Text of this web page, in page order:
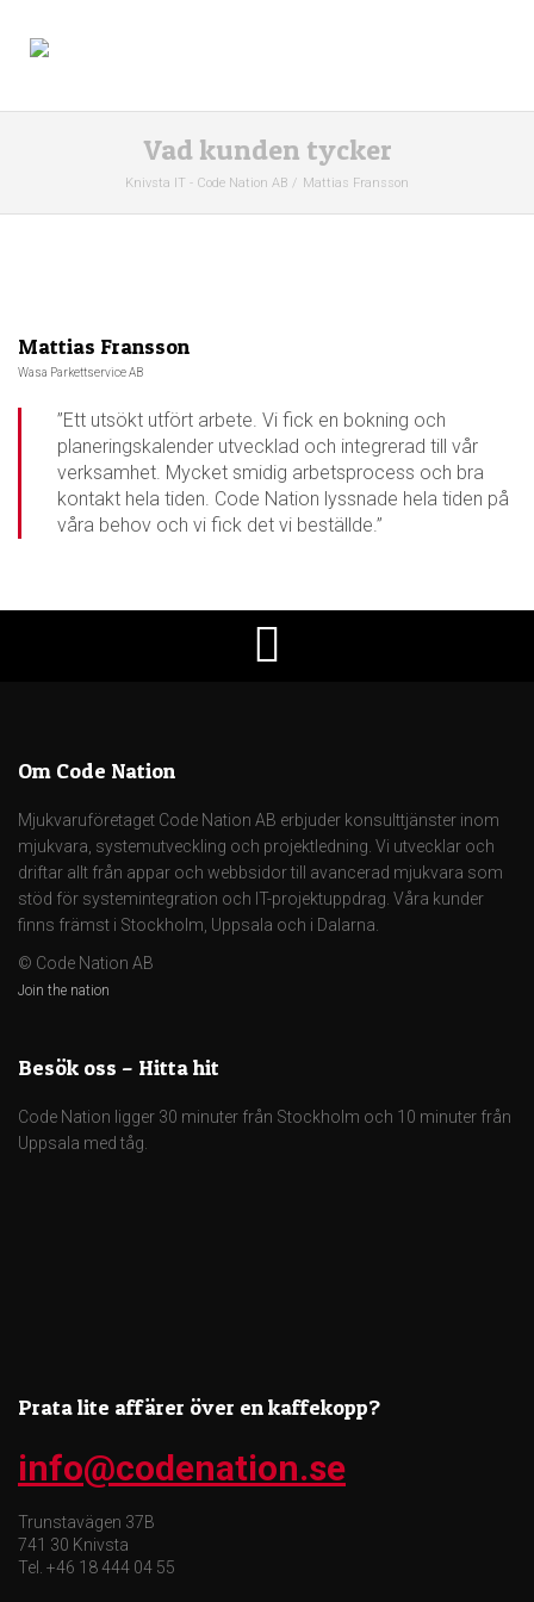
Vad kunden tycker
Knivsta IT - Code Nation AB Mattias Fransson
Mattias Fransson
Wasa Parkettservice AB
”Ett utsökt utfört arbete. Vi fick en bokning och
planeringskalender utvecklad och integrerad till vår
verksamhet. Mycket smidig arbetsprocess och bra
kontakt hela tiden. Code Nation lyssnade hela tiden på
våra behov och vi fick det vi beställde.”
Om Code Nation
Mjukvaruföretaget Code Nation AB erbjuder konsulttjänster inom
mjukvara, systemutveckling och projektledning. Vi utvecklar och
driftar allt från appar och webbsidor till avancerad mjukvara som
stöd för systemintegration och IT-projektuppdrag. Våra kunder
finns främst i Stockholm, Uppsala och i Dalarna.
© Code Nation AB
Join the nation
Besök oss – Hitta hit
Code Nation ligger 30 minuter från Stockholm och 10 minuter från
Uppsala med tåg.
Prata lite affärer över en kaffekopp?
info@codenation.se
Trunstavägen 37B
741 30 Knivsta
Tel. +46 18 444 04 55